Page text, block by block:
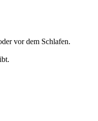
vor dem Schlafen.